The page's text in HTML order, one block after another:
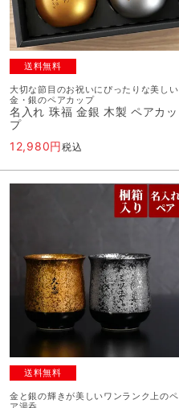
送料無料
大切な節目のお祝いにぴったりな美しい
金・銀のペアカップ
名入れ 珠福 金銀 木製 ペアカッ
プ
12,980
税込
送料無料
金と銀の輝きが美しいワンランク上のペ